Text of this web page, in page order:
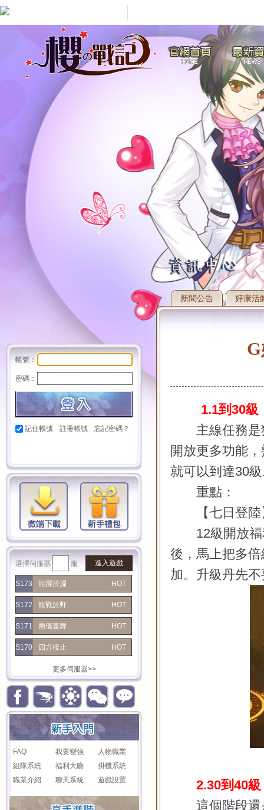
帳號：
密碼：
記住帳號 註冊帳號 忘記密碼？
進入遊戲
選擇伺服器 服
HOT
S173 龍躍於淵
HOT
S172 龍戰於野
HOT
S171 兩儀蔓舞
HOT
S170 四方棲止
更多伺服器>>
FAQ 我要變強
人物職業
組隊系統
福利大廳
掛機系統
職業介紹
聊天系統 遊戲設置
新聞公告 好康活
1.1到 30級
主線任務是獲
開放更多功能
就可以到達30級
重點：
【七日登陸
12級開放
後，馬上把多
加。升級丹先
2.30到 40級
這個階段還